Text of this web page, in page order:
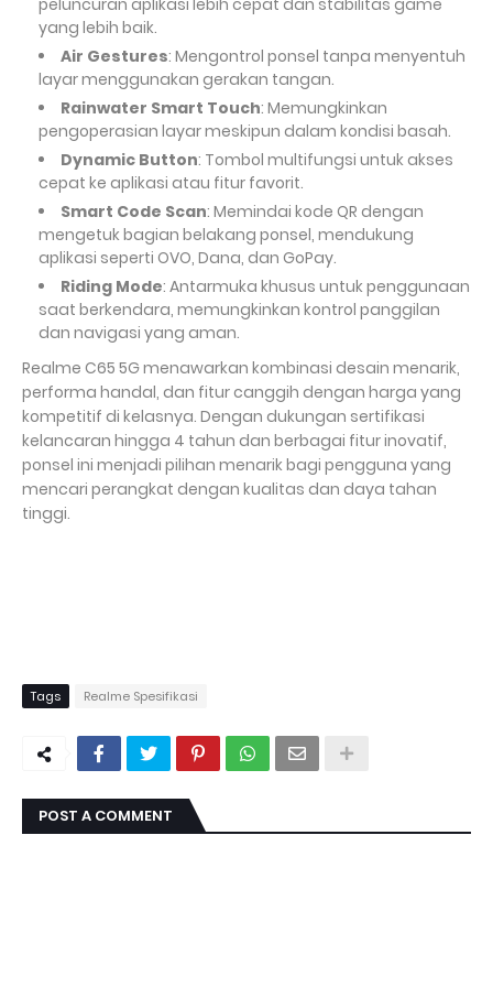
peluncuran aplikasi lebih cepat dan stabilitas game
yang lebih baik.
Air Gestures: Mengontrol ponsel tanpa menyentuh
layar menggunakan gerakan tangan.
Rainwater Smart Touch: Memungkinkan
pengoperasian layar meskipun dalam kondisi basah.
Dynamic Button: Tombol multifungsi untuk akses
cepat ke aplikasi atau fitur favorit.
Smart Code Scan: Memindai kode QR dengan
mengetuk bagian belakang ponsel, mendukung
aplikasi seperti OVO, Dana, dan GoPay.
Riding Mode: Antarmuka khusus untuk penggunaan
saat berkendara, memungkinkan kontrol panggilan
dan navigasi yang aman.
Realme C65 5G menawarkan kombinasi desain menarik,
performa handal, dan fitur canggih dengan harga yang
kompetitif di kelasnya. Dengan dukungan sertifikasi
kelancaran hingga 4 tahun dan berbagai fitur inovatif,
ponsel ini menjadi pilihan menarik bagi pengguna yang
mencari perangkat dengan kualitas dan daya tahan
tinggi.
Tags Realme Spesifikasi
POST A COMMENT